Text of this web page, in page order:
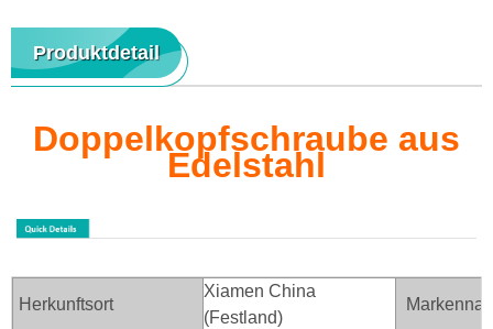
Produktdetail
Doppelkopfschraube aus
Edelstahl
Herkunftsort
Xiamen China
(Festland)